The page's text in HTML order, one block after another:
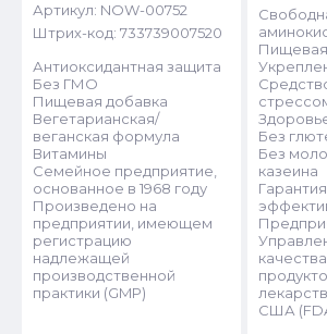
Артикул: NOW-00752
Штрих-код: 733739007520
Антиоксидантная защита
Без ГМО
Пищевая добавка
Вегетарианская/
веганская формула
Витамины
Семейное предприятие,
основанное в 1968 году
Произведено на
предприятии, имеющем
регистрацию
надлежащей
производственной
практики (GMP)
Без
Без
казеина
США